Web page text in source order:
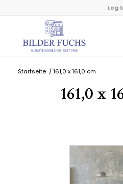
Log
Startseite / 161,0 x 161,0 cm
161,0 x